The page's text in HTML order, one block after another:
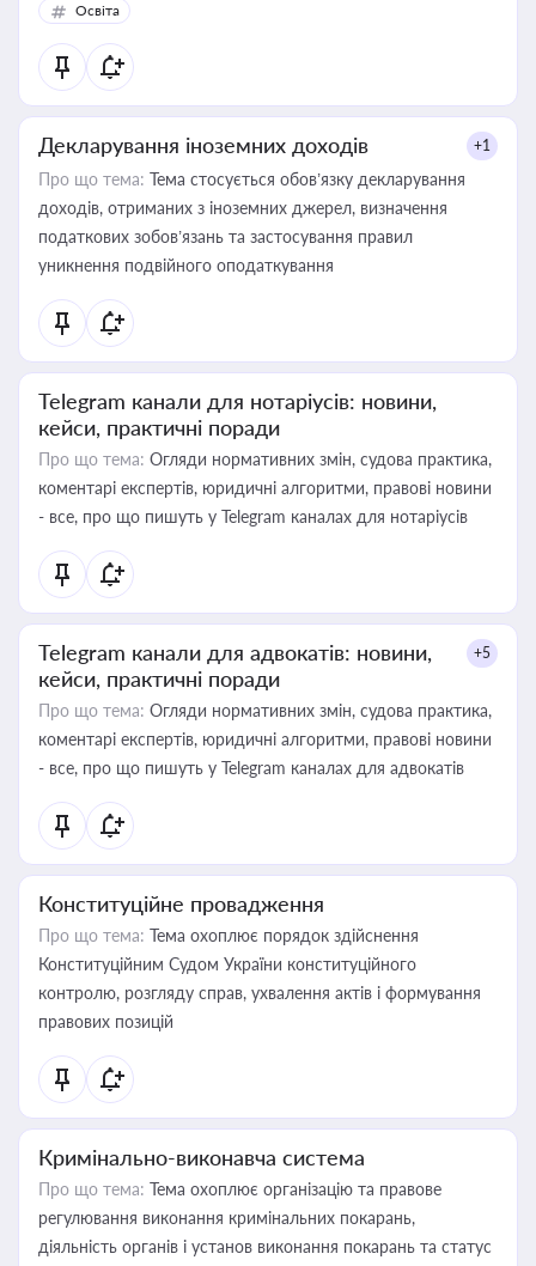
Освіта
Декларування іноземних доходів +1
Про що тема: Тема стосується обов’язку декларування
доходів, отриманих з іноземних джерел, визначення
податкових зобов’язань та застосування правил
уникнення подвійного оподаткування
Telegram канали для нотаріусів: новини,
кейси, практичні поради
Про що тема: Огляди нормативних змін, судова практика,
коментарі експертів, юридичні алгоритми, правові новини
- все, про що пишуть у Telegram каналах для нотаріусів
Telegram канали для адвокатів: новини,
кейси, практичні поради
+5
Про що тема: Огляди нормативних змін, судова практика,
коментарі експертів, юридичні алгоритми, правові новини
- все, про що пишуть у Telegram каналах для адвокатів
Конституційне провадження
Про що тема: Тема охоплює порядок здійснення
Конституційним Судом України конституційного
контролю, розгляду справ, ухвалення актів і формування
правових позицій
Кримінально-виконавча система
Про що тема: Тема охоплює організацію та правове
регулювання виконання кримінальних покарань,
діяльність органів і установ виконання покарань та статус